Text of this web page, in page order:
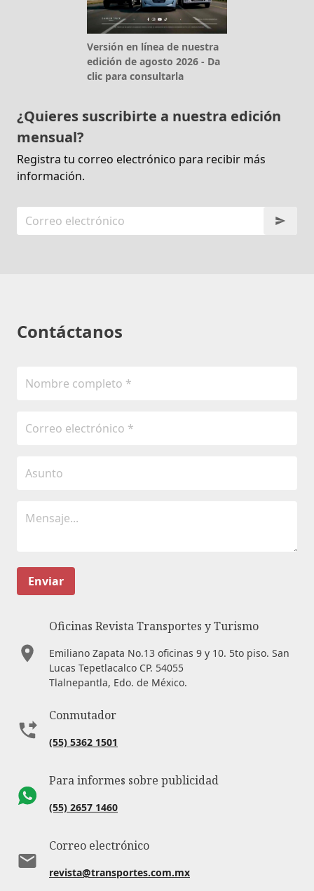
Versión en línea de nuestra
edición de agosto 2026 - Da
clic para consultarla
¿Quieres suscribirte a nuestra edición
mensual?
Registra tu correo electrónico para recibir más
información.
Contáctanos
Enviar
Oficinas Revista Transportes y Turismo
Emiliano Zapata No.13 oficinas 9 y 10. 5to piso. San
Lucas Tepetlacalco CP. 54055
Tlalnepantla, Edo. de México.
Conmutador
(55) 5362 1501
Para informes sobre publicidad
(55) 2657 1460
Correo electrónico
revista@transportes.com.mx